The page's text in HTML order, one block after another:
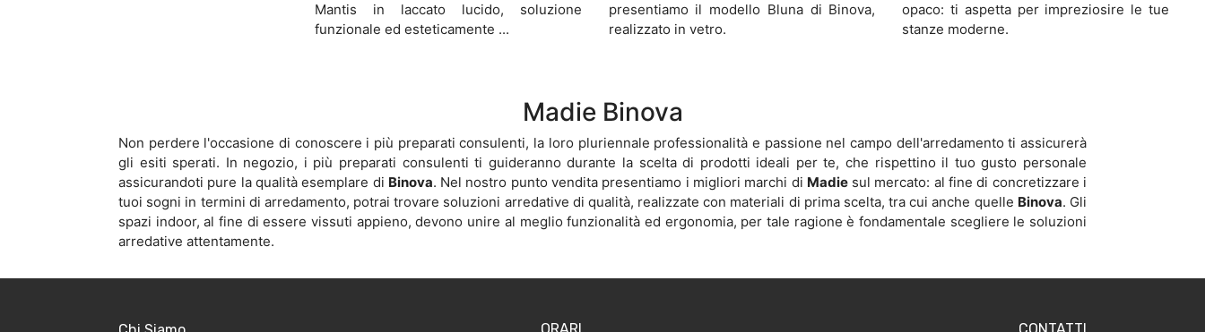
Mantis in laccato lucido, soluzione
funzionale ed esteticamente ...
presentiamo il modello Bluna di Binova,
realizzato in vetro.
opaco: ti aspetta per impreziosire le tue
stanze moderne.
Madie Binova
Non perdere l'occasione di conoscere i più preparati consulenti, la loro pluriennale professionalità e passione nel campo dell'arredamento ti assicurerà
gli esiti sperati. In negozio, i più preparati consulenti ti guideranno durante la scelta di prodotti ideali per te, che rispettino il tuo gusto personale
assicurandoti pure la qualità esemplare di Binova. Nel nostro punto vendita presentiamo i migliori marchi di Madiesul mercato: al fine di concretizzare i
tuoi sogni in termini di arredamento, potrai trovare soluzioni arredative di qualità, realizzate con materiali di prima scelta, tra cui anche quelle Binova. Gli
spazi indoor, al fine di essere vissuti appieno, devono unire al meglio funzionalità ed ergonomia, per tale ragione è fondamentale scegliere le soluzioni
arredative attentamente.